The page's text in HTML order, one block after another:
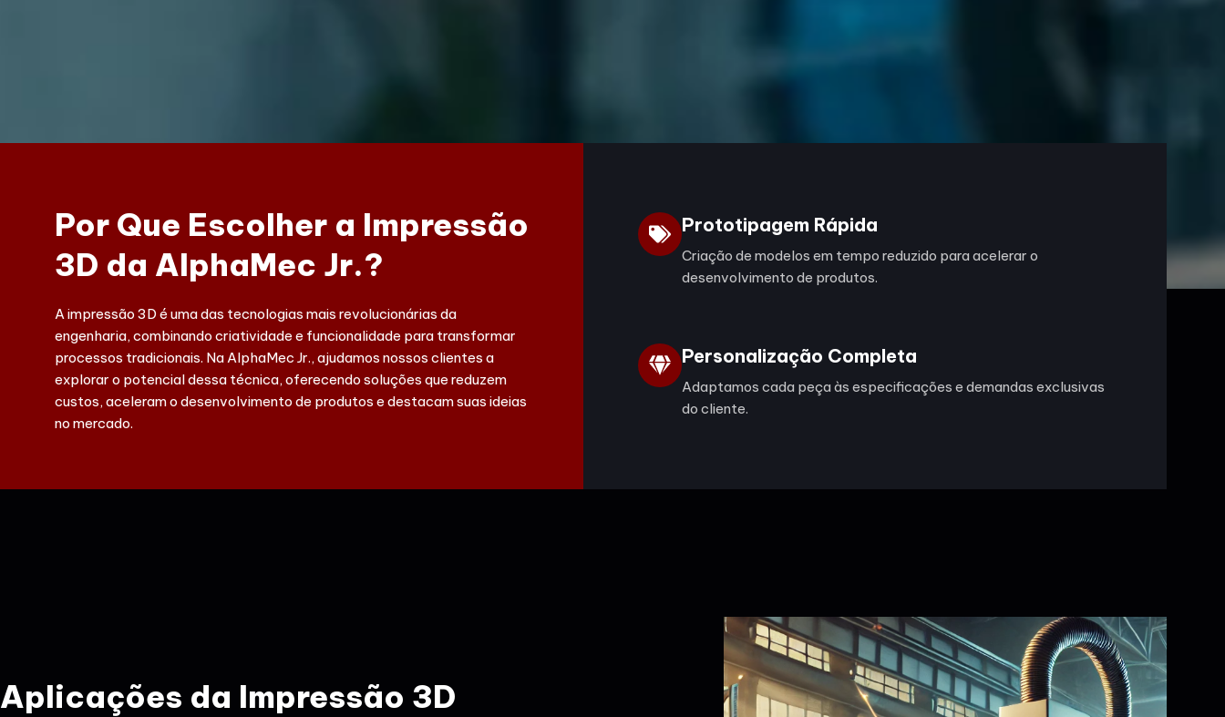
Por Que Escolher a Impressão
3D da AlphaMec Jr.?
A impressão 3D é uma das tecnologias mais revolucionárias da
engenharia, combinando criatividade e funcionalidade para transformar
processos tradicionais. Na AlphaMec Jr., ajudamos nossos clientes a
explorar o potencial dessa técnica, oferecendo soluções que reduzem
custos, aceleram o desenvolvimento de produtos e destacam suas ideias
no mercado.
Prototipagem Rápida
Criação de modelos em tempo reduzido para acelerar o
desenvolvimento de produtos.
Personalização Completa
Adaptamos cada peça às especificações e demandas exclusivas
do cliente.
Aplicações da Impressão 3D